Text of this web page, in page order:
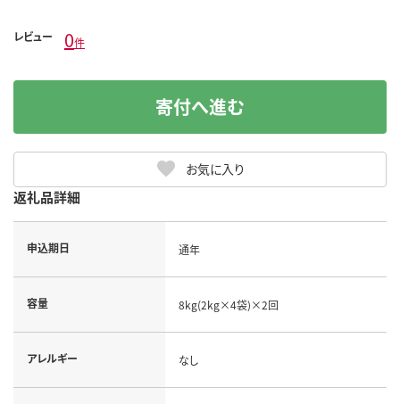
レビュー 0件
お気に入り
寄付へ進む
返礼品詳細
申込期日 通年
容量 8kg(2kg×4袋)×2回
アレルギー なし